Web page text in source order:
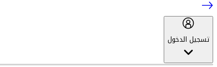
تسجيل الدخول